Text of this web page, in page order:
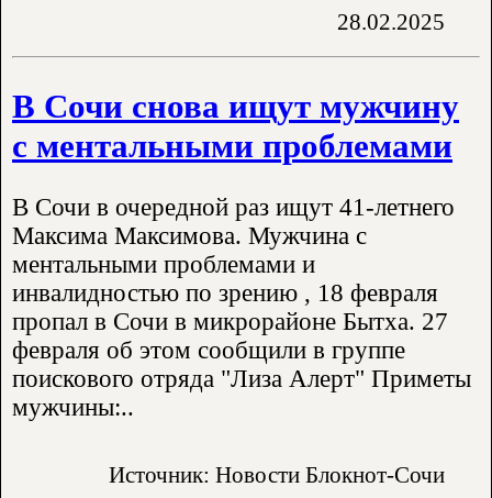
28.02.2025
В Сочи снова ищут мужчину
с ментальными проблемами
В Сочи в очередной раз ищут 41-летнего
Максима Максимова. Мужчина с
ментальными проблемами и
инвалидностью по зрению , 18 февраля
пропал в Сочи в микрорайоне Бытха. 27
февраля об этом сообщили в группе
поискового отряда "Лиза Алерт" Приметы
мужчины:..
Источник: Новости Блокнот-Сочи